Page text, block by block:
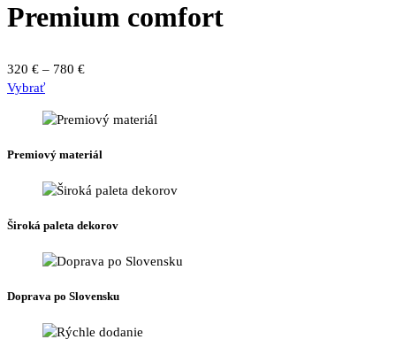
Možnosti
vybrať
na
stránke
Premium comfort
320 € – 780 €Price
through
VybraťTento
má
variantov.
Možnosti
si
vybrať
na
stránke
produktu.
Premiový materiál
Široká paleta dekorov
Doprava po Slovensku